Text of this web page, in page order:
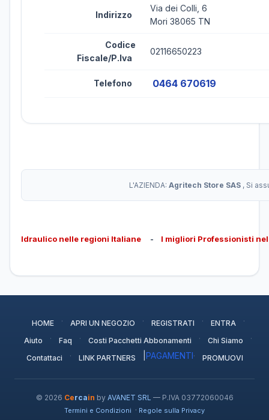
Indirizzo
Via dei Colli, 6
Mori 38065 TN
Codice
Fiscale/P.Iva
02116650223
Telefono 0464 670619
L'AZIENDA: Agritech Store SAS , Si
Idraulico nelle regioni Italiane - I migliori Professionisti
HOME · APRI UN NEGOZIO · REGISTRATI · ENTRA ·
Aiuto · Faq · Costi Pacchetti Abbonamenti · Chi Siamo ·
Contattaci · LINK PARTNERS PAGAMENTI· PROMUOVI
© 2026 Cercain by AVANET SRL — P.IVA 03772060046
Termini e Condizioni · Regole sulla Privacy